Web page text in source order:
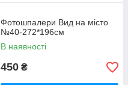
Фотошпалери Вид на місто
№40-272*196см
В наявності
450 ₴